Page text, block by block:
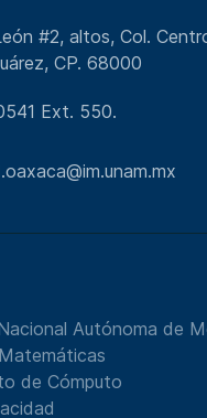
#2, altos, Col.
CP. 68000
Ext. 550.
Autónoma de
de Cómputo